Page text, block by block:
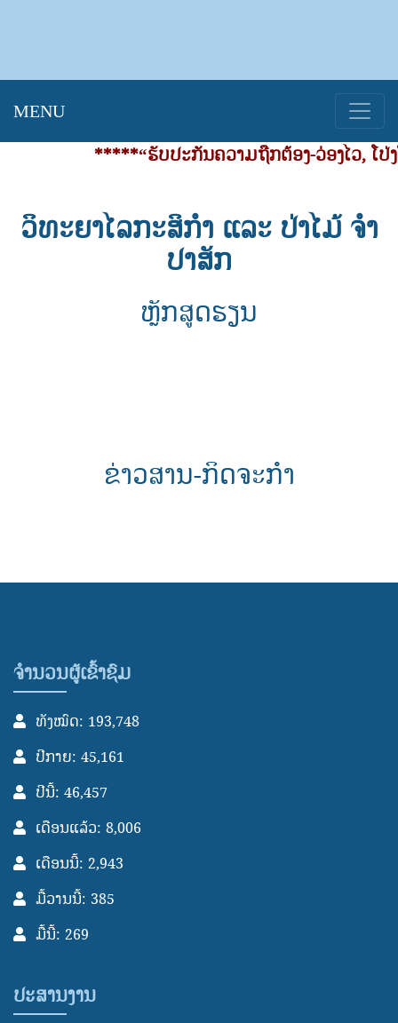
MENU
*****“ຮັບປະກັນຄວາມຖືກຕ້ອງ-ວ່ອງໄວ, ໂປ່
ວິທະຍາໄລກະສິກຳ ແລະ ປ່າໄມ້ ຈຳ
ປາສັກ
ຫຼັກສູດຮຽນ
ຂ່າວສານ-ກິດຈະກຳ
ຈຳນວນຜູ້ເຂົ້າຊົມ
ທັງໝົດ: 193,748
ປີກາຍ: 45,161
ປີນີ້: 46,457
ເດືອນແລ້ວ: 8,006
ເດືອນນີ້: 2,943
ມື້ວານນີ້: 385
ມື້ນີ້: 269
ປະສານງານ